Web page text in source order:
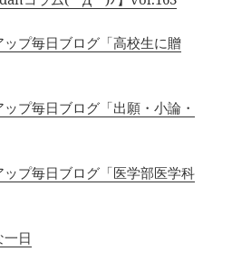
ップ毎日ブログ「高校生に贈
ップ毎日ブログ「出願・小論・
ップ毎日ブログ「医学部医学科
一日